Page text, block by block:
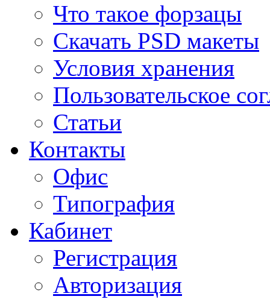
Что такое форзацы
Скачать PSD макеты
Условия хранения
Пользовательское
Статьи
Контакты
Офис
Типография
Кабинет
Регистрация
Авторизация